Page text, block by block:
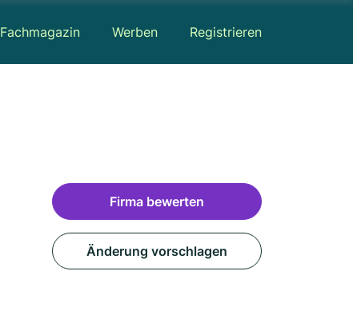
Fachmagazin Werben Registrieren
Firma bewerten
Änderung vorschlagen